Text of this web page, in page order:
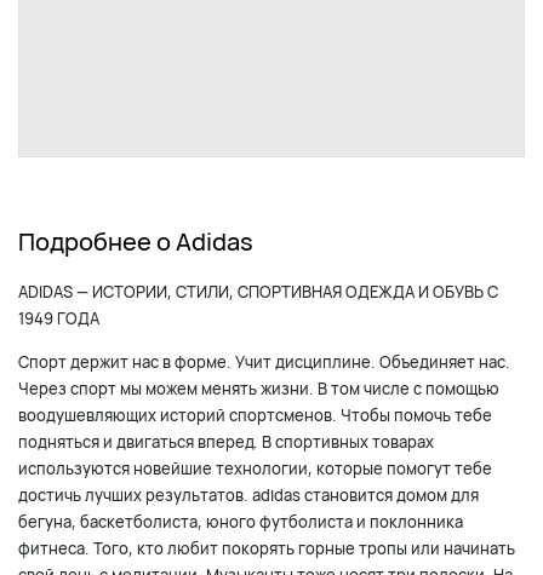
Подробнее о Adidas
ADIDAS — ИСТОРИИ, СТИЛИ, СПОРТИВНАЯ ОДЕЖДА И ОБУВЬ С
1949 ГОДА
Спорт держит нас в форме. Учит дисциплине. Объединяет нас.
Через спорт мы можем менять жизни. В том числе с помощью
воодушевляющих историй спортсменов. Чтобы помочь тебе
подняться и двигаться вперед. В спортивных товарах
используются новейшие технологии, которые помогут тебе
достичь лучших результатов. adidas становится домом для
бегуна, баскетболиста, юного футболиста и поклонника
фитнеса. Того, кто любит покорять горные тропы или начинать